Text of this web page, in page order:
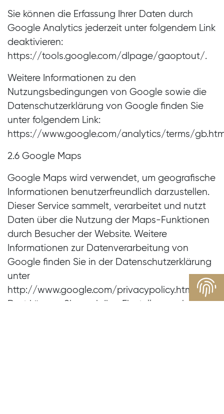
Sie können die Erfassung Ihrer Daten durch
Google Analytics jederzeit unter folgendem Link
deaktivieren:
https://tools.google.com/dlpage/gaoptout/.
Weitere Informationen zu den
Nutzungsbedingungen von Google sowie die
Datenschutzerklärung von Google finden Sie
unter folgendem Link:
https://www.google.com/analytics/terms/
2.6 Google Maps
Google Maps wird verwendet, um geografische
Informationen benutzerfreundlich darzustellen.
Dieser Service sammelt, verarbeitet und nutzt
Daten über die Nutzung der Maps-Funktionen
durch Besucher der Website. Weitere
Informationen zur Datenverarbeitung von
Google finden Sie in der Datenschutzerklärung
unter
http://www.google.com/privacypolicy.html.
Dort können Sie auch Ihre Einstellungen im